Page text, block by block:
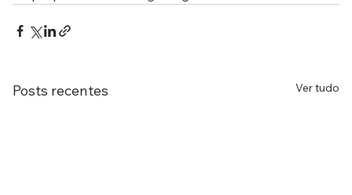
Posts recentes Ver tudo